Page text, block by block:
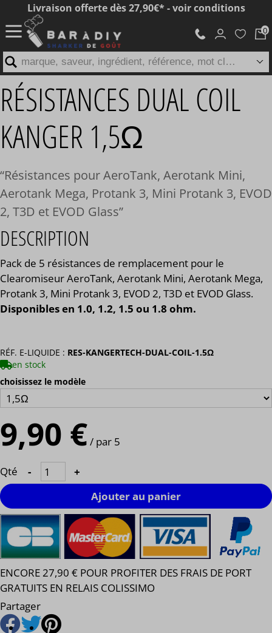
RÉSISTANCES DUAL COIL
KANGER 1,5Ω
Résistances pour AeroTank, Aerotank Mini,
Aerotank Mega, Protank 3, Mini Protank 3, EVOD
2, T3D et EVOD Glass
DESCRIPTION
Pack de 5 résistances de remplacement pour le
Clearomiseur AeroTank, Aerotank Mini, Aerotank Mega,
Protank 3, Mini Protank 3, EVOD 2, T3D et EVOD Glass.
Disponibles en 1.0, 1.2, 1.5 ou 1.8 ohm.
RÉF. E-LIQUIDE : RES-KANGERTECH-DUAL-COIL-1.5Ω
en stock
choisissez le modèle
9,90 €/ par 5
Qté -
+
Ajouter au panier
ENCORE 27,90 € POUR PROFITER DES FRAIS DE PORT
GRATUITS EN RELAIS COLISSIMO
Partager
Livraison offerte dès 27,90€* - voir conditions
marque, saveur, ingrédient, référence, mot clé...